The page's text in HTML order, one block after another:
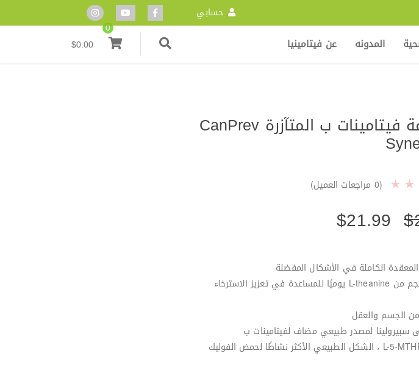
حسابي
المدونه عن فيتامينيا
0
$0.00
مجموعة فيتامينات ب المتآزرة CanPrev
(
0 مراجعات العميل)
$
$21.99
-مع 200 مجم من L-theanine يوميًا للمساعدة في تعزيز الاسترخاء
الجسم والعقل
سبيرولينا لمصدر طبيعي مضاف لفيتامينات ب